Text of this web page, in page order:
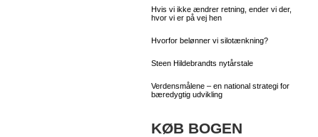
Hvis vi ikke ændrer retning, ender vi der,
hvor vi er på vej hen
Hvorfor belønner vi silotænkning?
Steen Hildebrandts nytårstale
Verdensmålene – en national strategi for
bæredygtig udvikling
KØB BOGEN